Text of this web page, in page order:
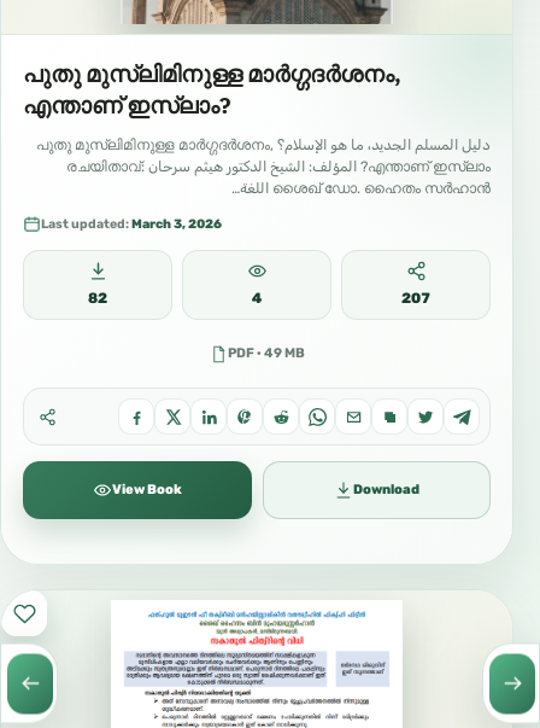
പുതു മുസ്ലിമിനുള്ള മാർഗ്ഗദർശനം,
എന്താണ് ഇസ്‌ലാം?
دليل المسلم الجديد، ما هو الإسلام؟ പുതു മുസ്ലിമിനുള്ള മാർഗ്ഗദർശനം,
എന്താണ് ഇസ്‌ലാം? المؤلف: الشيخ الدكتور هيثم سرحان രചയിതാവ്:
ശൈഖ് ഡോ. ഹൈതം സർഹാൻ اللغة…
Last updated:March 3, 2026
82 4 207
PDF · 49 MB
View Book Download